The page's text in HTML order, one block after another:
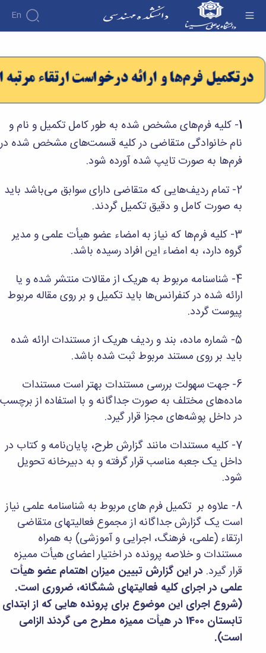
En
دانشکده
درباره
دانشکده
دانشکده
روسای
پیشین
افتخارات
آلبوم
عکس
اطلاعات
تماس
دانشکده
معاونت
آموزشی
پژوهشی
معاونت
تحصیلات
تکمیلی
کمیته
منتخب
هیات
کمیته
ترفیع
شورای
فرهنگی
آموزش
دوره
فرم
ها
و
آئین
نامه
ها
آیین‌نامه‌های
معاونت
آموزشی
تکمیلی
ها
آئین
نامه
سمینارها
پایان
نامه
آیین‌نامه‌های
معاونت
آموزشی
پژوهش
هفته
پژوهش
کارگاه ها
آزمایشگاه
برق
گروه
عمران
گروه
مکانیک
گروه
گروه
صنایع
گروه
کامپیوتر
پژوهش
های
مهندسی
در
سیستم
تولید
Journal
of
Stress
Analysis
دفتر
صنعت
کارآموزی
مراکز
مرتبط
بنیاد
ملی
نخبگان
شرکت
های
دانش
بنیان
آئین
افراد
اساتید
اساتید
دانشکده
اساتید
بازنشسته
کارکنان
مهندسی
گروه
گروه
های
آموزشی
برق
مهندسی
مواد
عمران
مهندسی
مهندسی
مکانیک
مهندسی
کامپیوتر
مهندسی
1- کلیه فرم‌های مشخص شده به طور کامل تکمیل و نام و
نام خانوادگی متقاضی در کلیه قسمت‌های مشخص شده در
فرم‌ها به صورت تایپ شده آورده شود.
2- تمام ردیف‌هایی که متقاضی دارای سوابق می‌باشد باید
به صورت کامل و دقیق تکمیل گردند.
3- کلیه فرم‌ها که نیاز به امضاء عضو هیأت علمی و مدیر
گروه دارد، به امضاء این افراد رسیده باشد.
4- شناسنامه مربوط به هریک از مقالات منتشر شده و یا
ارائه شده در کنفرانس‌ها باید تکمیل و بر روی مقاله مربوط
پیوست گردد.
5- شماره ماده، بند و ردیف هریک از مستندات ارائه شده
باید بر روی مستند مربوط ثبت شده باشد.
6- جهت سهولت بررسی مستندات بهتر است مستندات
ماده‌های مختلف به صورت جداگانه و با استفاده از برچسب
در داخل پوشه‌های مجزا قرار گیرد.
7- کلیه مستندات مانند گزارش طرح، پایان‌نامه و کتاب در
داخل یک جعبه مناسب قرار گرفته و به دبیرخانه تحویل
شود.
8- علاوه بر تکمیل فرم های مربوط به شناسنامه علمی نیاز
است یک گزارش جداگانه از مجموع فعالیتهای متقاضی
ارتقاء (علمی، فرهنگ، اجرایی و آموزشی) به همراه
مستندات و خلاصه پرونده در اختیار اعضای هیأت ممیزه
قرار گیرد. در این گزارش تبیین میزان اهتمام عضو هیأت
علمی در اجرای کلیه فعالیتهای ششگانه، ضروری است.
(شروع اجرای این موضوع برای پرونده هایی که از ابتدای
تابستان 1400 در هیأت ممیزه مطرح می گردند الزامی
است).